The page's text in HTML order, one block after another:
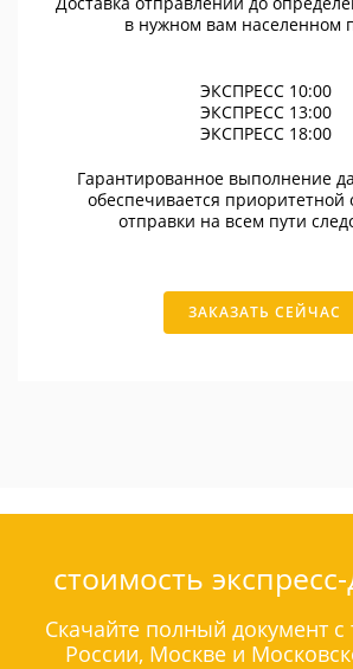
в нужном вам населенном
ЭКСПРЕСС 10:00
ЭКСПРЕСС 13:00
ЭКСПРЕСС 18:00
Гарантированное выполнение
обеспечивается приоритетной
отправки на всем пути
ЗАКАЗАТЬ СЕЙЧАС
стоимость
Скачайте полный документ
России, Москве и